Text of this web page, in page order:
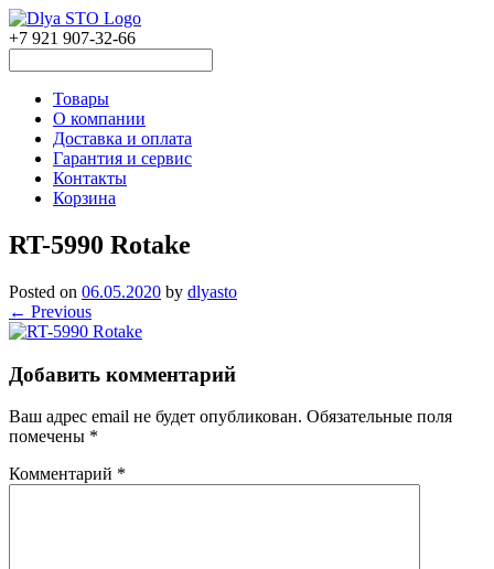
+7 921 907-32-66
Товары
О компании
Доставка и оплата
Гарантия и сервис
Контакты
Корзина
RT-5990 Rotake
Posted on 06.05.2020 by dlyasto
← Previous
Добавить комментарий
Ваш адрес email не будет опубликован. Обязательные поля
помечены *
Комментарий *